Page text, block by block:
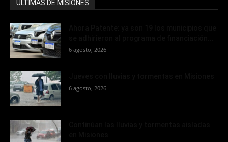
ÚLTIMAS DE MISIONES
6 agosto, 2026
6 agosto, 2026